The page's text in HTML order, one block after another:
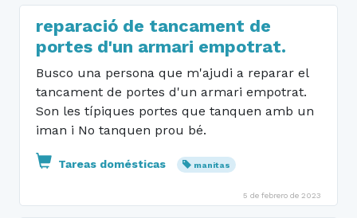
reparació de tancament de
portes d'un armari empotrat.
Busco una persona que m'ajudi a reparar el
tancament de portes d'un armari empotrat.
Son les típiques portes que tanquen amb un
iman i No tanquen prou bé.
Tareas domésticas manitas
5 de febrero de 2023